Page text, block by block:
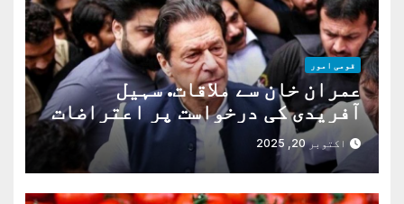
قومی امور
عمران خان سے ملاقات. سہیل
آفریدی کی درخواست پر اعتراضات
دوراکتوبر 20, 2025